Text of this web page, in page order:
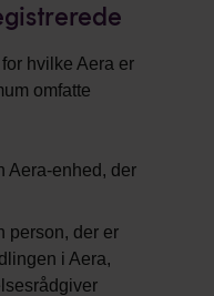
hvilke Aera er
omfatte
Aera-enhed, der
person, der er
i Aera,